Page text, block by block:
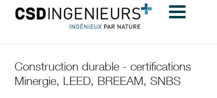
Construction durable - certifications
Minergie, LEED, BREEAM, SNBS